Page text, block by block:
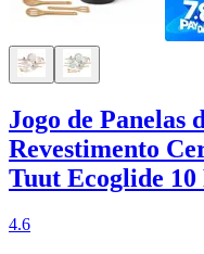
Jogo de Panelas
Revestimento
Tuut Ecoglide 10
4.6